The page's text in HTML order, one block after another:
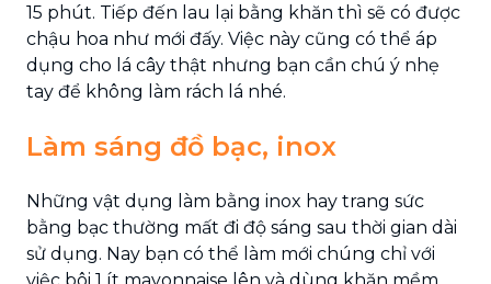
15 phút. Tiếp đến lau lại bằng khăn thì sẽ có được
chậu hoa như mới đấy. Việc này cũng có thể áp
dụng cho lá cây thật nhưng bạn cần chú ý nhẹ
tay để không làm rách lá nhé.
Làm sáng đồ bạc, inox
Những vật dụng làm bằng inox hay trang sức
bằng bạc thường mất đi độ sáng sau thời gian dài
sử dụng. Nay bạn có thể làm mới chúng chỉ với